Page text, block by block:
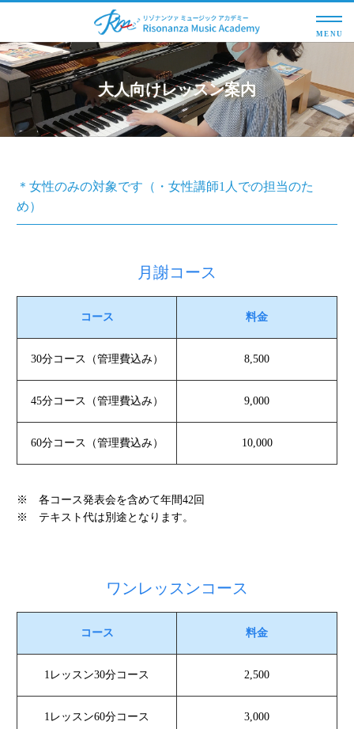
MENU
大人向けレッスン案内
＊女性のみの対象です（・女性講師1人での担当のた
め）
月謝コース
コース 料金
30分コース（管理費込み） 8,500
45分コース（管理費込み） 9,000
60分コース（管理費込み） 10,000
※ 各コース発表会を含めて年間42回
※ テキスト代は別途となります。
ワンレッスンコース
コース 料金
1レッスン30分コース 2,500
1レッスン60分コース 3,000